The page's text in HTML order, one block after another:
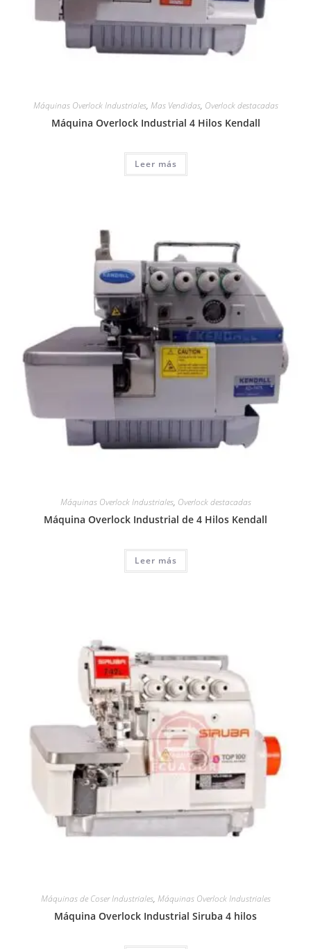
Máquinas Overlock Industriales, Mas Vendidas, Overlock destacadas
Máquina Overlock Industrial 4 Hilos Kendall
Leer más
Máquinas Overlock Industriales, Overlock destacadas
Máquina Overlock Industrial de 4 Hilos Kendall
Leer más
Máquinas de Coser Industriales, Máquinas Overlock Industriales
Máquina Overlock Industrial Siruba 4 hilos